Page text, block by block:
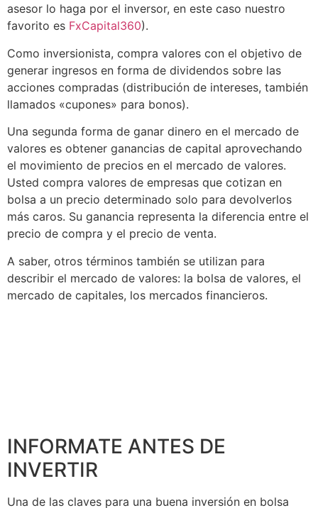
asesor lo haga por el inversor, en este caso nuestro
favorito es FxCapital360).
Como inversionista, compra valores con el objetivo de
generar ingresos en forma de dividendos sobre las
acciones compradas (distribución de intereses, también
llamados «cupones» para bonos).
Una segunda forma de ganar dinero en el mercado de
valores es obtener ganancias de capital aprovechando
el movimiento de precios en el mercado de valores.
Usted compra valores de empresas que cotizan en
bolsa a un precio determinado solo para devolverlos
más caros. Su ganancia representa la diferencia entre el
precio de compra y el precio de venta.
A saber, otros términos también se utilizan para
describir el mercado de valores: la bolsa de valores, el
mercado de capitales, los mercados financieros.
INFORMATE ANTES DE
INVERTIR
Una de las claves para una buena inversión en bolsa